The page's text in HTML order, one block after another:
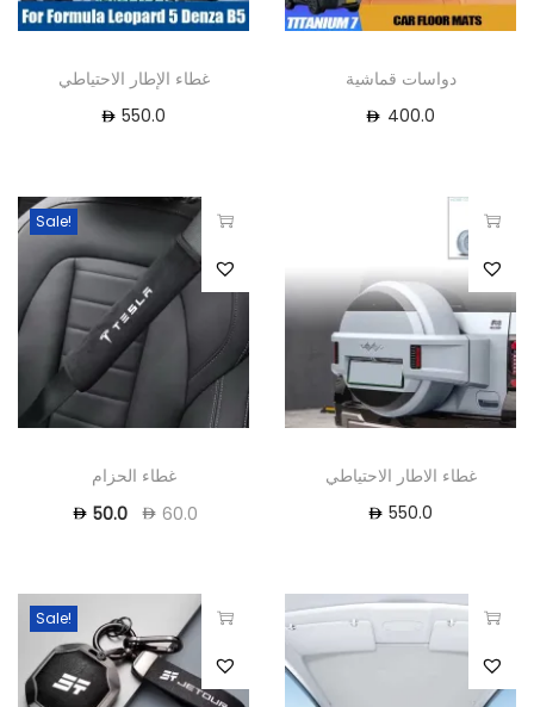
دواسات قماشية
400.0
غطاء الإطار الاحتياطي
550.0
غطاء الاطار الاحتياطي
550.0
Sale!
غطاء الحزام
60.0
50.0
Sale!